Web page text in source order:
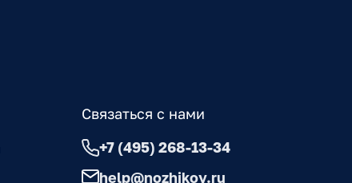
Связаться с нами
+7 (495) 268-13-34
help@nozhikov.ru